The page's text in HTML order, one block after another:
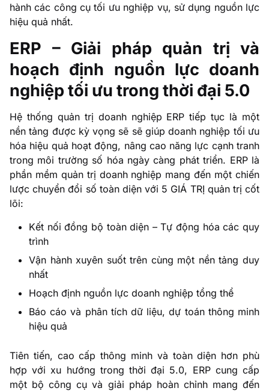
hành các công cụ tối ưu nghiệp vụ, sử dụng nguồn lực
hiệu quả nhất.
ERP – Giải pháp quản trị và
hoạch định nguồn lực doanh
nghiệp tối ưu trong thời đại 5.0
Hệ thống quản trị doanh nghiệp ERP tiếp tục là một
nền tảng được kỳ vọng sẽ sẽ giúp doanh nghiệp tối ưu
hóa hiệu quả hoạt động, nâng cao năng lực cạnh tranh
trong môi trường số hóa ngày càng phát triển. ERP là
phần mềm quản trị doanh nghiệp mang đến một chiến
lược chuyển đổi số toàn diện với 5 GIÁ TRỊ quản trị cốt
lõi:
Kết nối đồng bộ toàn diện – Tự động hóa các quy
trình
Vận hành xuyên suốt trên cùng một nền tảng duy
nhất
Hoạch định nguồn lực doanh nghiệp tổng thể
Báo cáo và phân tích dữ liệu, dự toán thông minh
hiệu quả
Tiên tiến, cao cấp thông minh và toàn diện hơn phù
hợp với xu hướng trong thời đại 5.0, ERP cung cấp
một bộ công cụ và giải pháp hoàn chỉnh mang đến